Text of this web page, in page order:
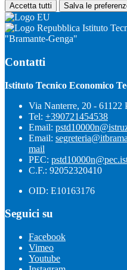
Accetta tutti Salva le
Istituto
"Bramante-Genga"
Contatti
Istituto Tecnico Economico
Via Nanterre, 20 - 61122
Tel: +390721454538
Email:
Email:
mail
PEC:
C.F.: 92052320410
OID: E10163176
Seguici su
Facebook
Vimeo
Youtube